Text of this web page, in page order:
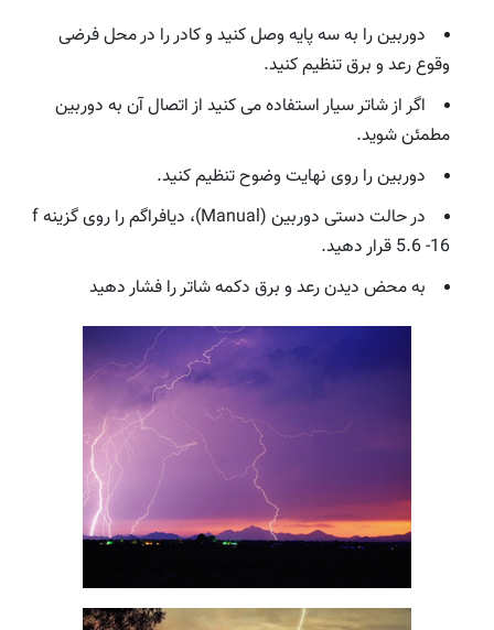
دوربین را به سه پایه وصل کنید و کادر را در محل فرضی
وقوع رعد و برق تنظیم کنید.
اگر از شاتر سیار استفاده می ‌کنید از اتصال آن به دوربین
مطمئن شوید.
دوربین را روی نهایت وضوح تنظیم کنید.
در حالت دستی دوربین (Manual)، دیافراگم را روی گزینه f
5.6 -16 قرار دهید.
به محض دیدن رعد و برق دکمه شاتر را فشار دهید